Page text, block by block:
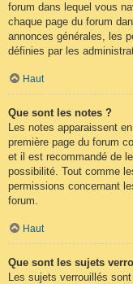
forum dans lequel vous
chaque page du forum
annonces générales, les
définies par les
Haut
Que sont les notes ?
Les notes apparaissent
première page du forum
et il est recommandé de
possibilité. Tout comme
permissions concernant
forum.
Haut
Que sont les sujets
Les sujets verrouillés